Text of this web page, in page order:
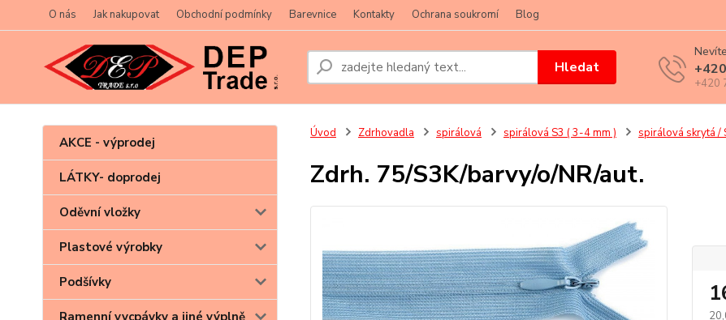
O nás Jak nakupovat Obchodní podmínky Barevnice Kontakty Ochrana soukromí Blog
Hledat
+420
AKCE - výprodej
LÁTKY- doprodej
Oděvní vložky
Plastové výrobky
Podšívky
Ramenní vycpávky a jiné výplně
Úvod Zdrhovadla spirálová spirálová S3 ( 3-4 mm ) spirálová skrytá /
Zdrh. 75/S3K/barvy/o/NR/aut.